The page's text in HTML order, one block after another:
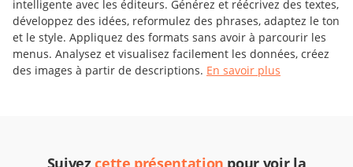
intelligente avec les éditeurs. Générez et réécrivez des textes,
développez des idées, reformulez des phrases, adaptez le ton
et le style. Appliquez des formats sans avoir à parcourir les
menus. Analysez et visualisez facilement les données, créez
des images à partir de descriptions. En savoir plus
Suivezcette présentation pour voir la